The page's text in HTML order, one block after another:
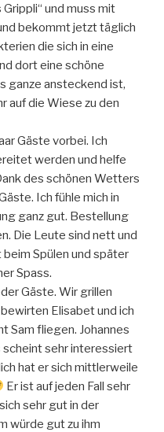
Grippli“ und muss mit
bekommt jetzt täglich
die sich in eine
dort eine schöne
ganze ansteckend ist,
auf die Wiese zu den
Gäste vorbei. Ich
werden und helfe
des schönen Wetters
Ich fühle mich in
ganz gut. Bestellung
Die Leute sind nett und
Spülen und später
Spass.
Gäste. Wir grillen
Elisabet und ich
Sam fliegen. Johannes
scheint sehr interessiert
hat er sich mittlerweile
Er ist auf jeden Fall sehr
sehr gut in der
würde gut zu ihm